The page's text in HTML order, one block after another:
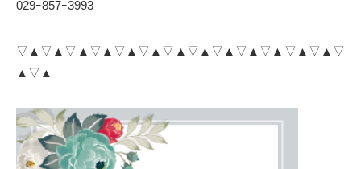
029ｰ857ｰ3993
▽▲▽▲▽▲▽▲▽▲▽▲▽▲▽▲▽▲▽▲▽▲▽▲▽▲▽
▲▽▲